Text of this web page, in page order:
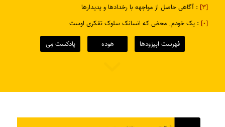
[۳]
: آگاهی حاصل از مواجهه با رخدادها و پدیدارها
[۰]
: یک خودم ِ محض که انسانک سلوک تفکری اوست
فهرست اپیزودها هوده پادکست مِی